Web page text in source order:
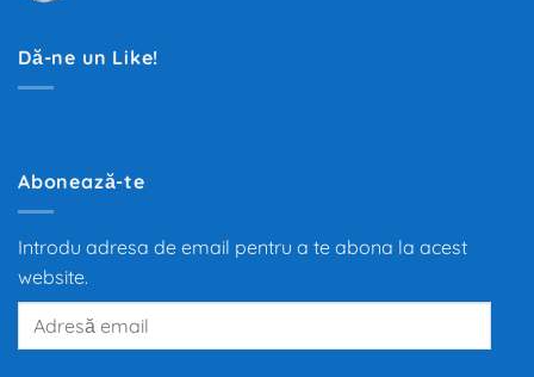
redefinește
Dă-ne un Like!
Abonează-te
Introdu adresa de email pentru a te abona la acest
website.